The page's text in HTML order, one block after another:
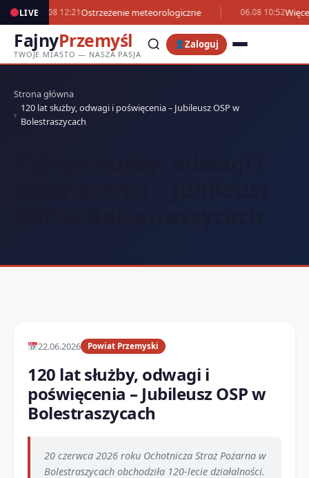
LIVE06.08 12:21 Ostrzeżenie meteorologiczne 06.08 10:52
FajnyPrzemyśl
TWOJE MIASTO — NASZA PASJA
Zaloguj
Strona główna
120 lat służby, odwagi i poświęcenia – Jubileusz OSP w
Bolestraszycach
22.06.2026 Powiat Przemyski
120 lat służby, odwagi i
poświęcenia – Jubileusz OSP w
Bolestraszycach
20 czerwca 2026 roku Ochotnicza Straż Pożarna w
Bolestraszycach obchodziła 120-lecie działalności.